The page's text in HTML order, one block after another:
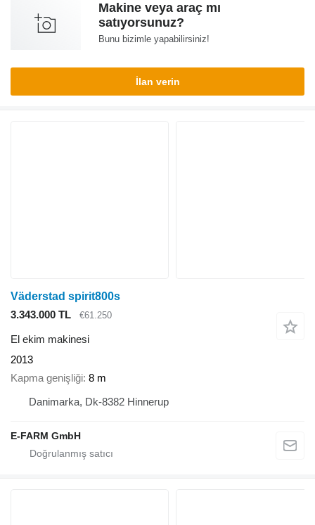
Makine veya araç mı
satıyorsunuz?
Bunu bizimle yapabilirsiniz!
İlan verin
Väderstad spirit800s
3.343.000 TL
€61.250
El ekim makinesi
2013
Kapma genişliği 8 m
Danimarka, Dk-8382 Hinnerup
E-FARM GmbH